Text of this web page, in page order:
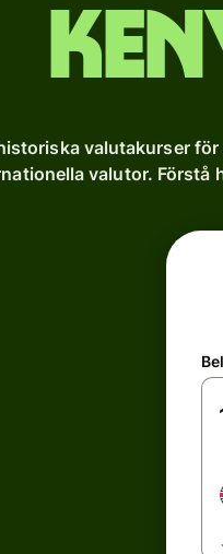
valutakurser
valutor.